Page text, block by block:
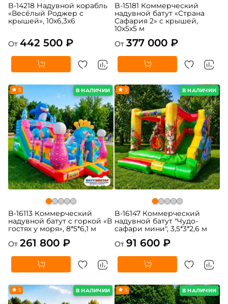
B-14218 Надувной корабль
«Весёлый Роджер с
крышей», 10х6,3х6
От 442 500 ₽
B-15181 Коммерческий
надувной батут «Страна
Сафария 2» с крышей,
10x5x5 м
От 377 000 ₽
В НАЛИЧИИ
5
B-16113 Коммерческий
надувной батут с горкой «В
гостях у моря», 8*5*6,1 м
От 261 800 ₽
В НАЛИЧИИ
5
B-16147 Коммерческий
надувной батут "Чудо-
сафари мини", 3,5*3*2,6 м
От 91 600 ₽
В НАЛИЧИИ
5 В НАЛИЧИИ
5